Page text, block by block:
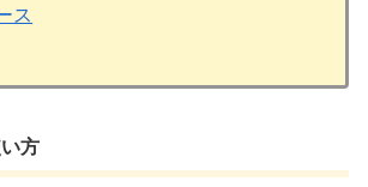
ス
方